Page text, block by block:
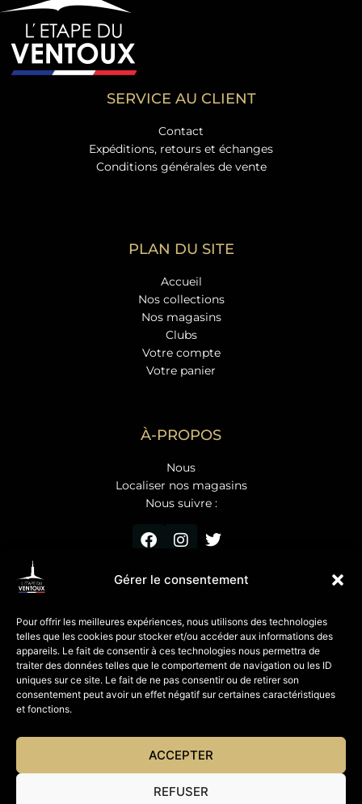
Gérer le consentement
Pour offrir les meilleures expériences, nous utilisons des technologies
telles que les cookies pour stocker et/ou accéder aux informations des
appareils. Le fait de consentir à ces technologies nous permettra de
traiter des données telles que le comportement de navigation ou les ID
uniques sur ce site. Le fait de ne pas consentir ou de retirer son
consentement peut avoir un effet négatif sur certaines caractéristiques
et fonctions.
ACCEPTER
REFUSER
SERVICE AU CLIENT
Contact
Expéditions, retours et échanges
Conditions générales de vente
PLAN DU SITE
Accueil
Nos collections
Nos magasins
Clubs
Votre compte
Votre panier
À-PROPOS
Nous
Localiser nos magasins
Nous suivre :
Vos suggestions, vos avis
Partagez vos photos
Mentions légales